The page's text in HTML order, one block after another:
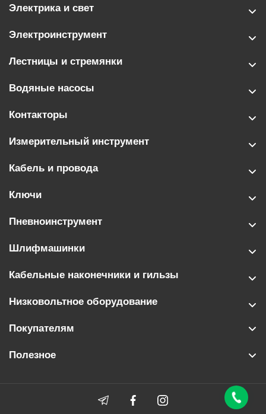
Электрика и свет
Электроинструмент
Лестницы и стремянки
Водяные насосы
Контакторы
Измерительный инструмент
Кабель и провода
Ключи
Пневноинструмент
Шлифмашинки
Кабельные наконечники и гильзы
Низковольтное оборудование
Покупателям
Полезное